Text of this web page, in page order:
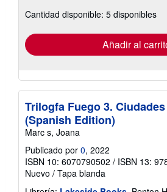
las
tarifas
envío
Cantidad disponible: 5 disponibles
Añadir al
Trilogfa Fuego 3.
(Spanish Edition)
Marc s, Joana
Publicado por 0, 2022
ISBN 10: 6070790502 / ISBN 13:
Nuevo / Tapa blanda